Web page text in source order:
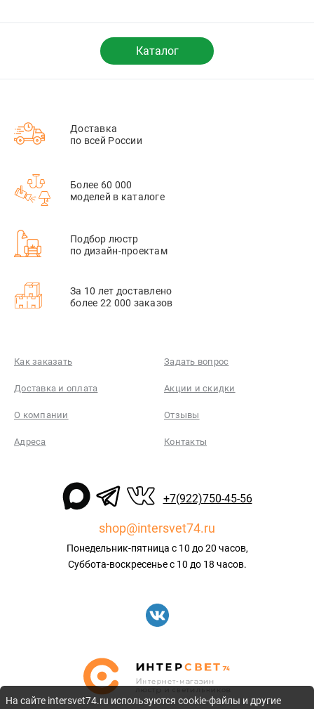
Каталог
Доставка
по всей России
Более 60 000
моделей в каталоге
Подбор люстр
по дизайн-проектам
За 10 лет доставлено
более 22 000 заказов
Как заказать Задать вопрос
Доставка и оплата Акции и скидки
О компании Отзывы
Адреса Контакты
+7(922)750-45-56
shop@intersvet74.ru
Понедельник-пятница с 10 до 20 часов,
Суббота-воскресенье с 10 до 18 часов.
На сайте intersvet74.ru используются cookie-файлы и другие